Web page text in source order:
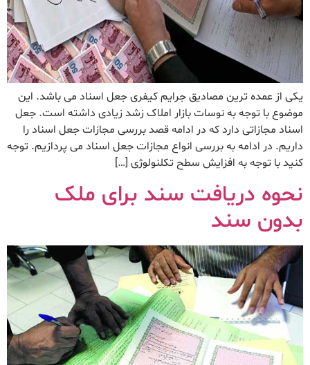
یکی از عمده ترین مصادیق جرایم کیفری جعل اسناد می باشد. این
موضوع با توجه به نوسات بازار املاک زشد زیادی داشته است. جعل
اسناد مجازاتی دارد که در ادامه قصد بررسی مجازات جعل اسناد را
داریم. در ادامه به بررسی انواع مجازات جعل اسناد می پردازیم. توجه
کنید با توجه به افزایش سطح تکلنولوژی […]
نحوه دریافت سند برای ملک
بدون سند